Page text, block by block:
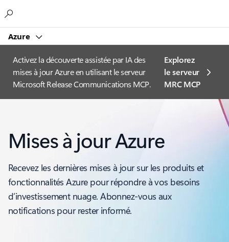
Azure
Activez la découverte assistée par IA des
mises à jour Azure en utilisant le serveur
Microsoft Release Communications MCP.
Explorez
le serveur
MRC MCP
Mises à jour Azure
Recevez les dernières mises à jour sur les produits et
fonctionnalités Azure pour répondre à vos besoins
d’investissement nuage. Abonnez-vous aux
notifications pour rester informé.